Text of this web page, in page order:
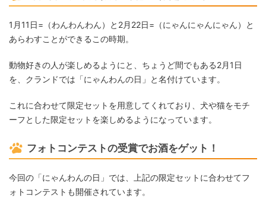
1月11日=（わんわんわん）と2月22日=（にゃんにゃんにゃん）と
あらわすことができるこの時期。
動物好きの人が楽しめるようにと、ちょうど間でもある2月1日
を、クランドでは「にゃんわんの日」と名付けています。
これに合わせて限定セットを用意してくれており、犬や猫をモチ
ーフとした限定セットを楽しめるようになっています。
フォトコンテストの受賞でお酒をゲット！
今回の「にゃんわんの日」では、上記の限定セットに合わせてフ
ォトコンテストも開催されています。